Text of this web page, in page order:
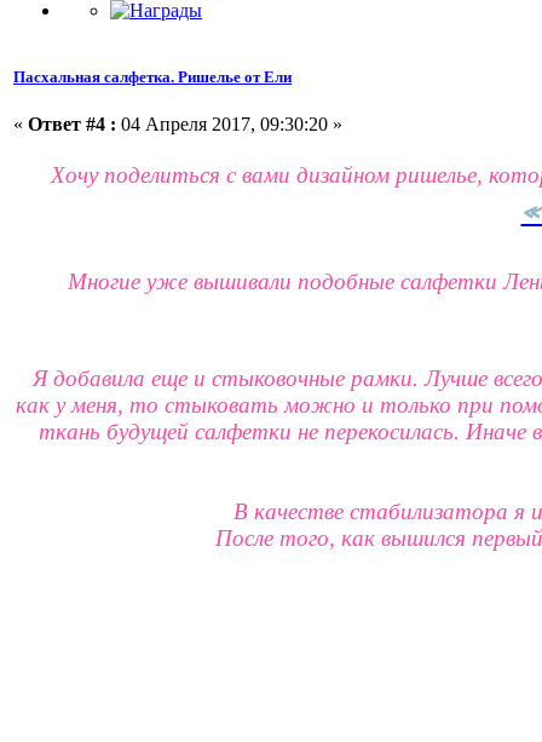
Пасхальная салфетка. Ришелье от Ели
« Ответ #4 : 04 Апреля 2017, 09:30:20 »
Хочу поделиться с вами дизайном ришелье,
Многие уже вышивали подобные салфетки
Я добавила еще и стыковочные рамки. Лучше
как у меня, то стыковать можно и только при
ткань будущей салфетки не перекосилась.
В качестве стабилизатора я
После того, как вышился